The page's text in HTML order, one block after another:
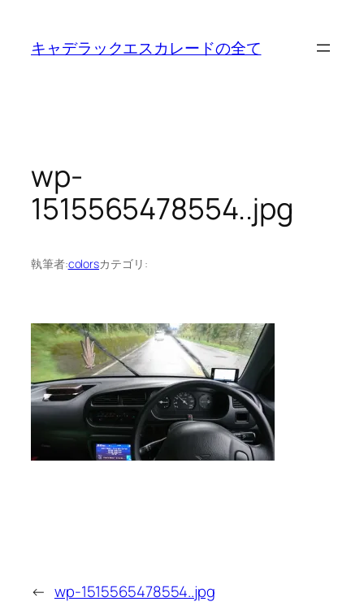
キャデラックエスカレードの全て
wp-
1515565478554..jpg
執筆者:colorsカテゴリ:
← wp-1515565478554..jpg